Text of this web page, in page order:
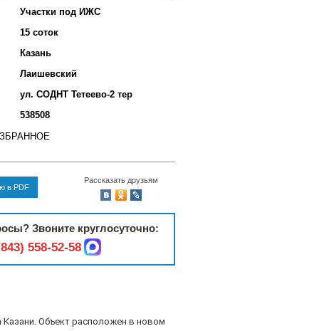
Участки под ИЖС
15 соток
Казань
Лаишевский
ул. СОДНТ Тетеево-2 тер
538508
в PDF
Рассказать друзьям
Звоните круглосуточно:
558-52-58
Объект расположен в новом